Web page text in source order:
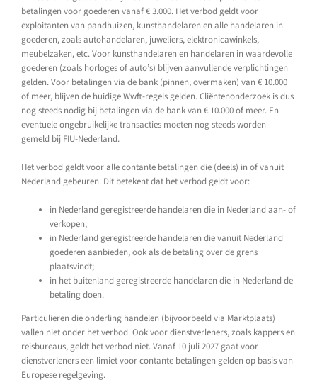
betalingen voor goederen vanaf € 3.000. Het verbod geldt voor
exploitanten van pandhuizen, kunsthandelaren en alle handelaren in
goederen, zoals autohandelaren, juweliers, elektronicawinkels,
meubelzaken, etc. Voor kunsthandelaren en handelaren in waardevolle
goederen (zoals horloges of auto’s) blijven aanvullende verplichtingen
gelden. Voor betalingen via de bank (pinnen, overmaken) van € 10.000
of meer, blijven de huidige Wwft-regels gelden. Cliëntenonderzoek is dus
nog steeds nodig bij betalingen via de bank van € 10.000 of meer. En
eventuele ongebruikelijke transacties moeten nog steeds worden
gemeld bij FIU-Nederland.
Het verbod geldt voor alle contante betalingen die (deels) in of vanuit
Nederland gebeuren. Dit betekent dat het verbod geldt voor:
in Nederland geregistreerde handelaren die in Nederland aan- of
verkopen;
in Nederland geregistreerde handelaren die vanuit Nederland
goederen aanbieden, ook als de betaling over de grens
plaatsvindt;
in het buitenland geregistreerde handelaren die in Nederland de
betaling doen.
Particulieren die onderling handelen (bijvoorbeeld via Marktplaats)
vallen niet onder het verbod. Ook voor dienstverleners, zoals kappers en
reisbureaus, geldt het verbod niet. Vanaf 10 juli 2027 gaat voor
dienstverleners een limiet voor contante betalingen gelden op basis van
Europese regelgeving.